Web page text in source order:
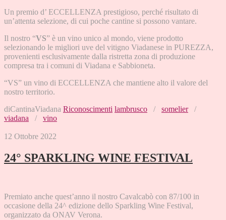
Un premio d’ ECCELLENZA prestigioso, perché risultato di
un’attenta selezione, di cui poche cantine si possono vantare.
Il nostro “VS” è un vino unico al mondo, viene prodotto
selezionando le migliori uve del vitigno Viadanese in PUREZZA,
provenienti esclusivamente dalla ristretta zona di produzione
compresa tra i comuni di Viadana e Sabbioneta.
“VS” un vino di ECCELLENZA che mantiene alto il valore del
nostro territorio.
diCantinaViadana Riconoscimenti lambrusco / somelier/
viadana / vino
12 Ottobre 2022
24° SPARKLING WINE FESTIVAL
Premiato anche quest’anno il nostro Cavalcabò con 87/100 in
occasione della 24^ edizione dello Sparkling Wine Festival,
organizzato da ONAV Verona.